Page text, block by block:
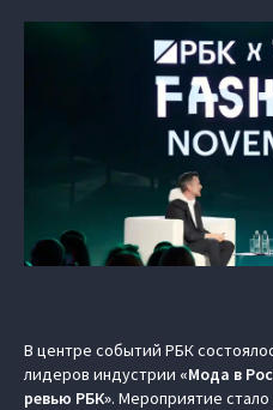
В центре событий РБК
лидеров индустрии «Мода в
ревью РБК». Мероприятие стало